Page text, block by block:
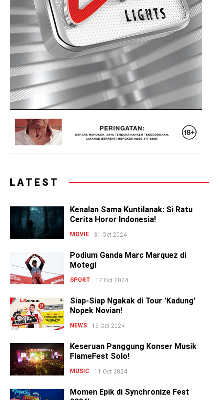
LATEST
Kenalan Sama Kuntilanak: Si Ratu
Cerita Horor Indonesia!
MOVIE 31 Oct 2024
Podium Ganda Marc Marquez di
Motegi
SPORT 17 Oct 2024
Siap-Siap Ngakak di Tour 'Kadung'
Nopek Novian!
NEWS 15 Oct 2024
Keseruan Panggung Konser Musik
FlameFest Solo!
MUSIC 11 Oct 2024
Momen Epik di Synchronize Fest